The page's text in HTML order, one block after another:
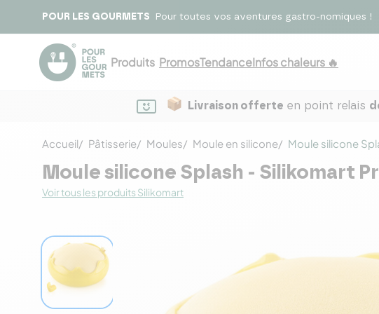
POUR LES GOURMETS Pour toutes vos aventures gastro-nomiques !
Produits PromosTendanceInfos chaleurs 🔥
Livraison offerte en point relais
Accueil Pâtisserie Moules Moule en silicone Moule silicone
Moule silicone Splash - Silikomart
Voir tous les produits Silikomart